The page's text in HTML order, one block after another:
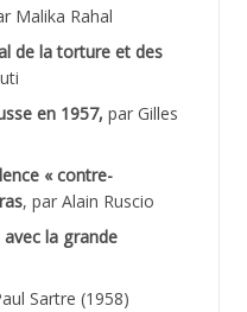
Malika Rahal
de la torture et des
en 1957, par Gilles
« contre-
, par Alain Ruscio
la grande
Sartre (1958)